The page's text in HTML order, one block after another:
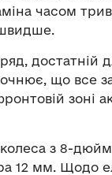
часом
достатній
що все
зоні
з 8-
12 мм. Щодо